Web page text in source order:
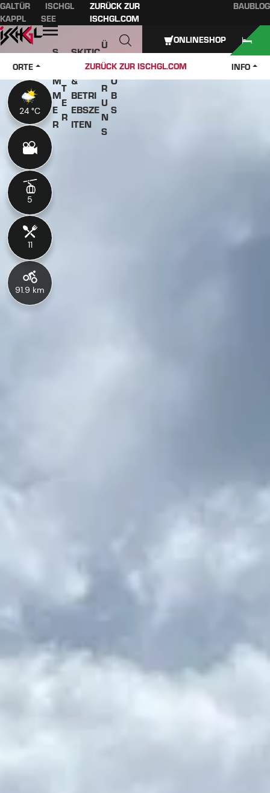
Hauptinhalt
Inhaltsverzeichnis
Hauptnavigation
Inhaltsverzeichnis
GALTÜR
ISCHGL
KAPPL
SEE
ZURÜCK ZUR
ISCHGL.COM
BAUBLOG
Öffnen
S
M
M
E
R
T
E
R
SKITIC
KETS
&
BETRI
EBSZE
ITEN
Ü
B
E
R
U
N
S
J
O
B
S
ORTE ZURÜCK ZUR ISCHGL.COM INFO
ONLINESHOP
24 °C
5
11
91.9 km
24 °C
5
11